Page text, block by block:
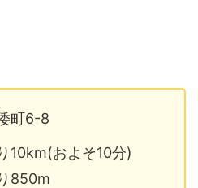
町6-8
およそ10分)
850m